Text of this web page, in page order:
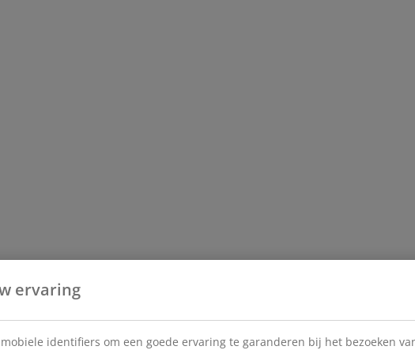
ervaring
mobiele identifiers om een goede ervaring te garanderen bij het bezoeken